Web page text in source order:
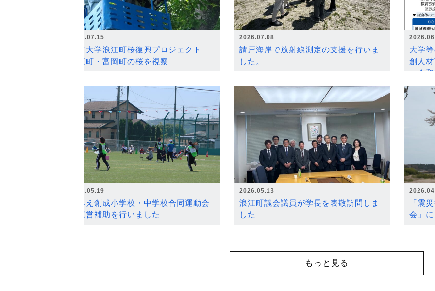
2026.07.15
弘前大学浪江町桜復興プロジェクト
浪江町・富岡町の桜を視察
2026.07.08
請戸海岸で放射線測定の支援を行いま
した。
大学
創人
～令
2026.05.19
なみえ創成小学校・中学校合同運動会
の運営補助を行いました
2026.05.13
浪江町議会議員が学長を表敬訪問しま
した
「震
会」
もっと見る